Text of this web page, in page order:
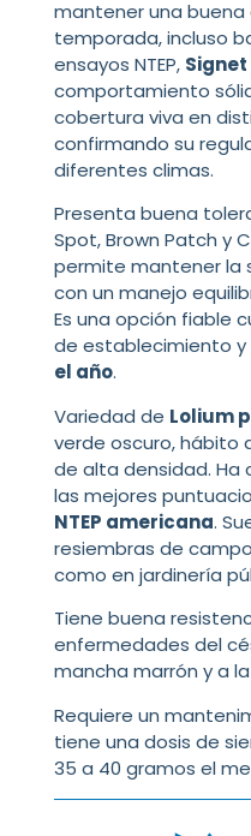
mantener una buena
temporada, incluso
ensayos NTEP, Signet
comportamiento
cobertura viva en
confirmando su
diferentes climas.
Presenta buena
Spot, Brown Patch y
permite mantener la
con un manejo
Es una opción fiable
de establecimiento
el año.
Variedad de Lolium
verde oscuro, hábito
de alta densidad. Ha
las mejores
NTEP americana.
resiembras de
como en jardinería
Tiene buena
enfermedades del
mancha marrón y a
Requiere un
tiene una dosis de
35 a 40 gramos el